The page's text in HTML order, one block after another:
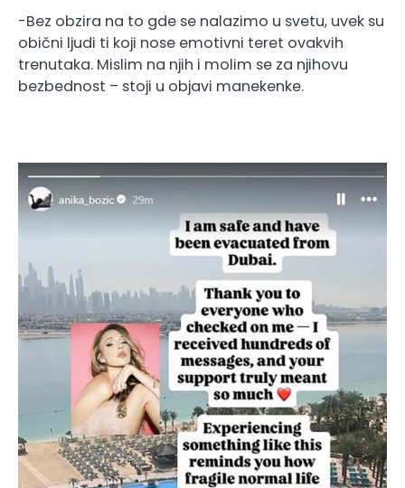
-Bez obzira na to gde se nalazimo u svetu, uvek su
obični ljudi ti koji nose emotivni teret ovakvih
trenutaka. Mislim na njih i molim se za njihovu
bezbednost – stoji u objavi manekenke.